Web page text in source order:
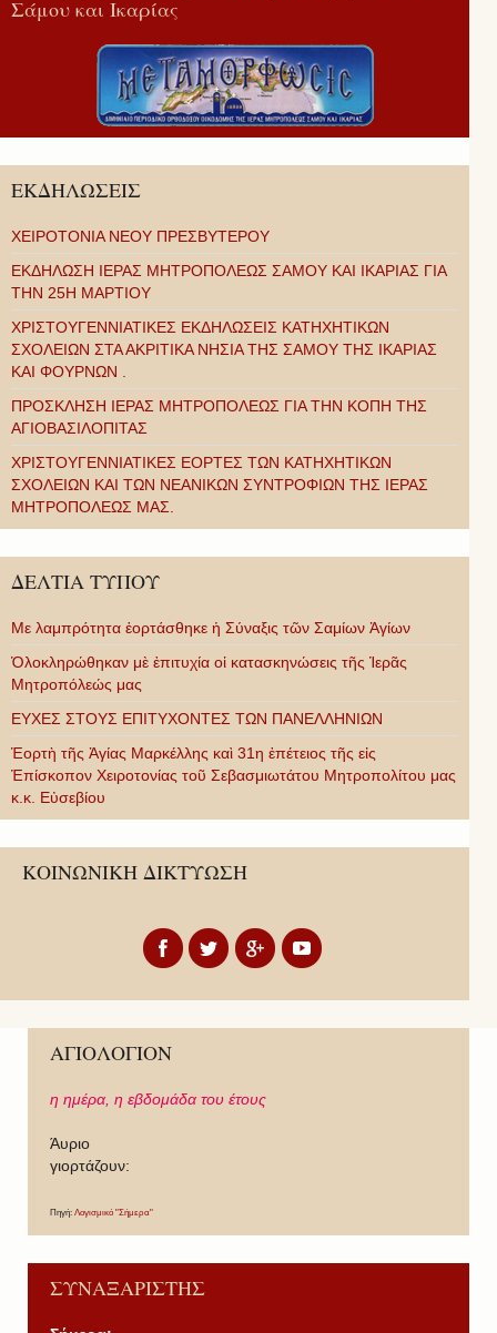
Σάμου και Ικαρίας
ΕΚΔΗΛΩΣΕΙΣ
ΧΕΙΡΟΤΟΝΙΑ ΝΕΟΥ ΠΡΕΣΒΥΤΕΡΟΥ
ΕΚΔΗΛΩΣΗ ΙΕΡΑΣ ΜΗΤΡΟΠΟΛΕΩΣ ΣΑΜΟΥ ΚΑΙ ΙΚΑΡΙΑΣ ΓΙΑ
ΤΗΝ 25Η ΜΑΡΤΙΟΥ
ΧΡΙΣΤΟΥΓΕΝΝΙΑΤΙΚΕΣ ΕΚΔΗΛΩΣΕΙΣ ΚΑΤΗΧΗΤΙΚΩΝ
ΣΧΟΛΕΙΩΝ ΣΤΑ ΑΚΡΙΤΙΚΑ ΝΗΣΙΑ ΤΗΣ ΣΑΜΟΥ ΤΗΣ ΙΚΑΡΙΑΣ
ΚΑΙ ΦΟΥΡΝΩΝ .
ΠΡΟΣΚΛΗΣΗ ΙΕΡΑΣ ΜΗΤΡΟΠΟΛΕΩΣ ΓΙΑ ΤΗΝ ΚΟΠΗ ΤΗΣ
ΑΓΙΟΒΑΣΙΛΟΠΙΤΑΣ
ΧΡΙΣΤΟΥΓΕΝΝΙΑΤΙΚΕΣ ΕΟΡΤΕΣ ΤΩΝ ΚΑΤΗΧΗΤΙΚΩΝ
ΣΧΟΛΕΙΩΝ ΚΑΙ ΤΩΝ ΝΕΑΝΙΚΩΝ ΣΥΝΤΡΟΦΙΩΝ ΤΗΣ ΙΕΡΑΣ
ΜΗΤΡΟΠΟΛΕΩΣ ΜΑΣ.
ΔΕΛΤΙΑ ΤΥΠΟΥ
Με λαμπρότητα ἑορτάσθηκε ἡ Σύναξις τῶν Σαμίων Ἁγίων
Ὁλοκληρώθηκαν μὲ ἐπιτυχία οἱ κατασκηνώσεις τῆς Ἱερᾶς
Μητροπόλεώς μας
ΕΥΧΕΣ ΣΤΟΥΣ ΕΠΙΤΥΧΟΝΤΕΣ ΤΩΝ ΠΑΝΕΛΛΗΝΙΩΝ
Ἑορτὴ τῆς Ἁγίας Μαρκέλλης καὶ 31η ἐπέτειος τῆς εἰς
Ἐπίσκοπον Χειροτονίας τοῦ Σεβασμιωτάτου Μητροπολίτου μας
κ.κ. Εὐσεβίου
ΚΟΙΝΩΝΙΚΗ ΔΙΚΤΥΩΣΗ
ΑΓΙΟΛΟΓΙΟΝ
η ημέρα, η εβδομάδα του έτους
Άυριο
γιορτάζουν:
Πηγή: Λογισμικό "Σήμερα"
ΣΥΝΑΞΑΡΙΣΤΗΣ